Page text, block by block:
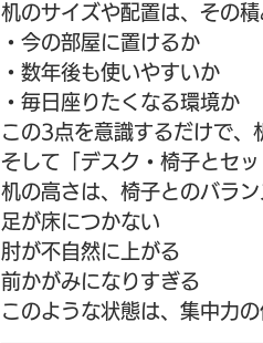
机のサイズや配置は、その積
・今の部屋に置けるか
・数年後も使いやすいか
・毎日座りたくなる環境か
この3点を意識するだけで、
そして「デスク・椅子とセ
机の高さは、椅子とのバラン
足が床につかない
肘が不自然に上がる
前かがみになりすぎる
このような状態は、集中力